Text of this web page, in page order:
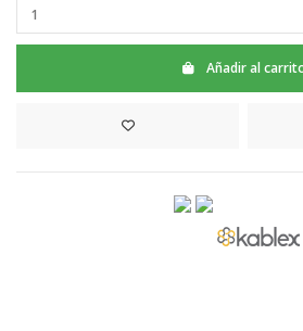
Añadir al